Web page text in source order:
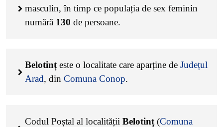
masculin, în timp ce populația de sex feminin
numără 130 de persoane.
Belotinț este o localitate care aparține de Județul
Arad, din Comuna Conop.
Codul Poștal al localității Belotinț (Comuna